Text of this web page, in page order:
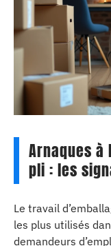
Arnaques à
pli : les
Le travail
les plus utilisés
demandeurs